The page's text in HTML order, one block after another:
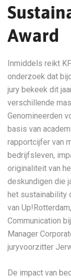
Award
Inmiddels reikt
onderzoek dat
jury bekeek dit
verschillende
Genomineerden
basis van
rapportcijfer van
bedrijfsleven,
originaliteit van
deskundigen die
het sustainability
van
Communication
Manager
juryvoorzitter
De impact van